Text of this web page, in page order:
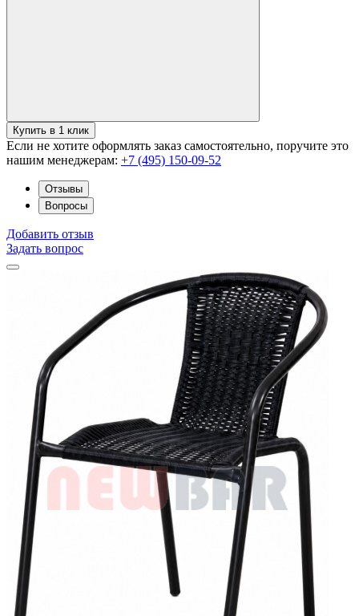
Купить в 1 клик
Если не хотите оформлять заказ самостоятельно, поручите это
нашим менеджерам: +7 (495) 150-09-52
Отзывы
Вопросы
Добавить отзыв
Задать вопрос